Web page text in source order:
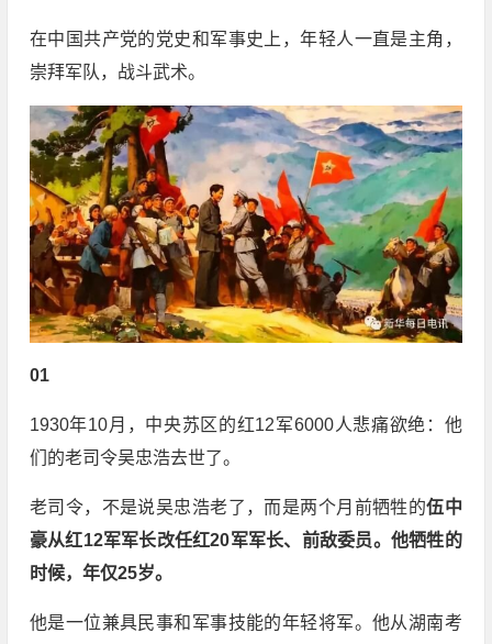
在中国共产党的党史和军事史上，年轻人一直是主角，
崇拜军队，战斗武术。
01
1930年10月，中央苏区的红12军6000人悲痛欲绝：他
们的老司令吴忠浩去世了。
老司令，不是说吴忠浩老了，而是两个月前牺牲的伍中
豪从红12军军长改任红20军军长、前敌委员。他牺牲的
时候，年仅25岁。
他是一位兼具民事和军事技能的年轻将军。他从湖南考